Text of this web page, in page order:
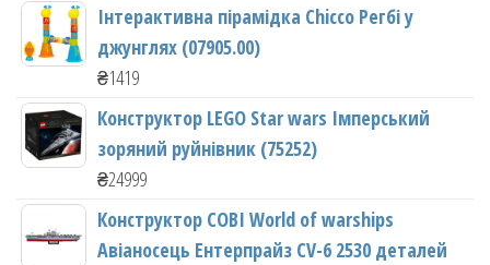
Інтерактивна пірамідка Chicco Регбі у
джунглях (07905.00)
₴1419
Конструктор LEGO Star wars Імперський
зоряний руйнівник (75252)
₴24999
Конструктор COBI World of warships
Авіаносець Ентерпрайз CV-6 2530 деталей